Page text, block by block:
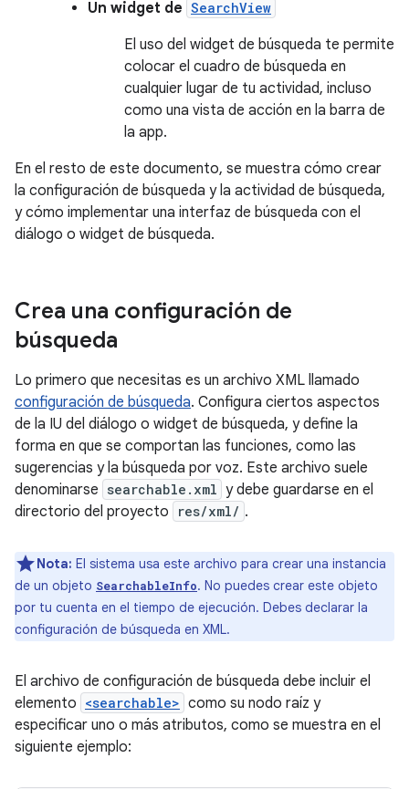
Un widget de SearchView
El uso del widget de búsqueda te permite
colocar el cuadro de búsqueda en
cualquier lugar de tu actividad, incluso
como una vista de acción en la barra de
la app.
En el resto de este documento, se muestra cómo crear
la configuración de búsqueda y la actividad de búsqueda,
y cómo implementar una interfaz de búsqueda con el
diálogo o widget de búsqueda.
Crea una configuración de
búsqueda
Lo primero que necesitas es un archivo XML llamado
configuración de búsqueda. Configura ciertos aspectos
de la IU del diálogo o widget de búsqueda, y define la
forma en que se comportan las funciones, como las
sugerencias y la búsqueda por voz. Este archivo suele
denominarse searchable.xml y debe guardarse en el
directorio del proyecto
res/xml/ .
Nota: El sistema usa este archivo para crear una instancia
de un objeto SearchableInfo. No puedes crear este objeto
por tu cuenta en el tiempo de ejecución. Debes declarar la
configuración de búsqueda en XML.
El archivo de configuración de búsqueda debe incluir el
elemento <searchable> como su nodo raíz y
especificar uno o más atributos, como se muestra en el
siguiente ejemplo: